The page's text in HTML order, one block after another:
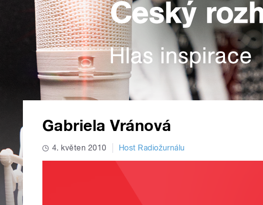
Gabriela Vránová
4. květen 2010 Host Radiožurnálu